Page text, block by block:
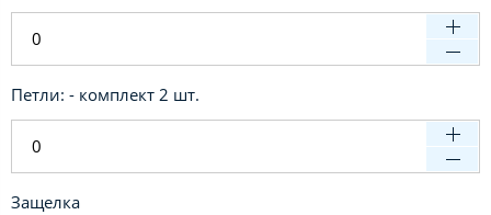
Петли: - комплект 2 шт.
Защелка